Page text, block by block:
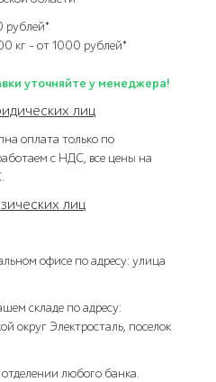
рублей*
кг – от 1000 рублей*
уточняйте у менеджера!
лиц
оплата только по
с НДС, все цены на
лиц
офисе по адресу: улица
складе по адресу:
округ Электросталь, поселок
любого банка.